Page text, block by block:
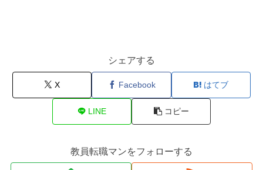
シェアする
X Facebook はてブ
LINE コピー
教員転職マンをフォローする